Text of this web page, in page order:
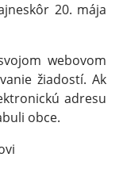
20. mája
webovom
žiadostí. Ak
adresu
obce.